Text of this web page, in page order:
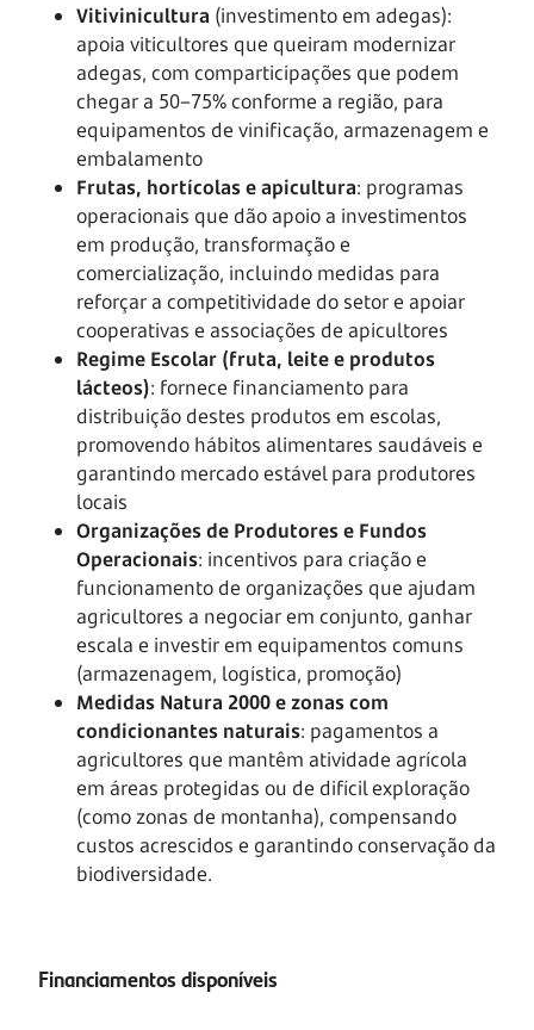
Vitivinicultura (investimento em adegas):
apoia viticultores que queiram modernizar
adegas, com comparticipações que podem
chegar a 50–75% conforme a região, para
equipamentos de vinificação, armazenagem e
embalamento
Frutas, hortícolas e apicultura: programas
operacionais que dão apoio a investimentos
em produção, transformação e
comercialização, incluindo medidas para
reforçar a competitividade do setor e apoiar
cooperativas e associações de apicultores
Regime Escolar (fruta, leite e produtos
lácteos): fornece financiamento para
distribuição destes produtos em escolas,
promovendo hábitos alimentares saudáveis e
garantindo mercado estável para produtores
locais
Organizações de Produtores e Fundos
Operacionais: incentivos para criação e
funcionamento de organizações que ajudam
agricultores a negociar em conjunto, ganhar
escala e investir em equipamentos comuns
(armazenagem, logística, promoção)
Medidas Natura 2000 e zonas com
condicionantes naturais: pagamentos a
agricultores que mantêm atividade agrícola
em áreas protegidas ou de difícil exploração
(como zonas de montanha), compensando
custos acrescidos e garantindo conservação da
biodiversidade.
Financiamentos disponíveis